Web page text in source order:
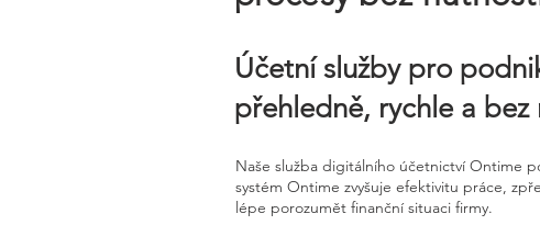
Účetní služby pro
přehledně, rychle a
Naše služba digitálního účetnictví Ontime
systém Ontime zvyšuje efektivitu práce,
lépe porozumět finanční situaci firmy.